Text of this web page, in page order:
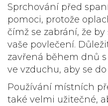
Sprchování před
pomoci, protože
čímž se zabrání, že
vaše povlečení.
zavřená během dnů
ve vzduchu, aby se
Používání místních
také velmi užitečné,